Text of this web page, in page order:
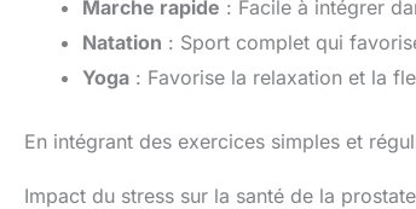
Marche rapide : Facile à intégrer
Natation : Sport complet qui
Yoga : Favorise la relaxation et la
En intégrant des exercices simples et
Impact du stress sur la santé de la prostate